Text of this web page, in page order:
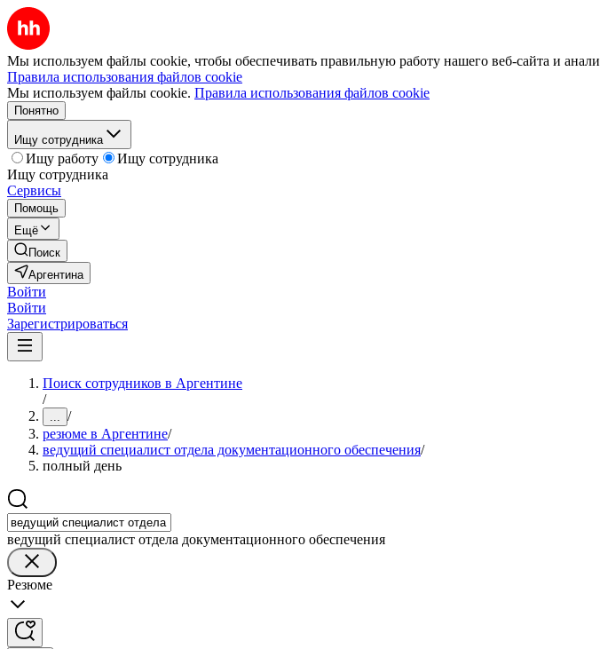
Мы используем файлы cookie, чтобы обеспечивать правильную работу нашего веб-сайта и
Правила использования файлов cookie
Мы используем файлы cookie. Правила использования файлов cookie
Понятно
Ищу сотрудника
Ищу работу
Ищу сотрудника
Ищу сотрудника
Сервисы
Помощь
Ещё
Поиск
Аргентина
Войти
Войти
Зарегистрироваться
Поиск сотрудников в Аргентине
/
... /
резюме в Аргентине/
ведущий специалист отдела документационного обеспечения/
полный день
ведущий специалист отдела документационного обеспечения
Резюме